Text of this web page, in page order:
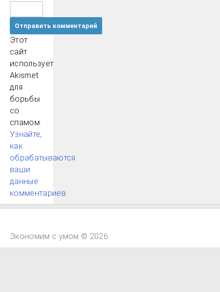
Этот
сайт
использует
Akismet
для
борьбы
со
спамом.
Узнайте,
как
обрабатываются
ваши
данные
комментариев
Экономим с умом © 2026